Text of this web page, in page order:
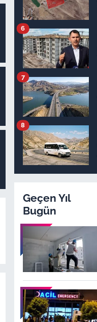
6
7
8
Geçen Yıl
Bugün